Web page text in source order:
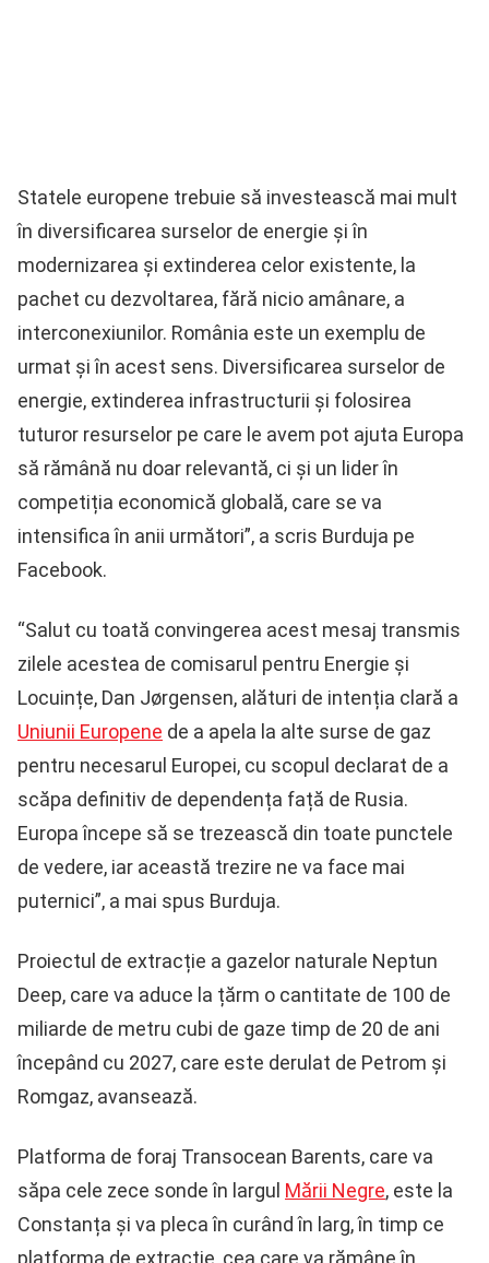
Statele europene trebuie să investească mai mult
în diversificarea surselor de energie și în
modernizarea și extinderea celor existente, la
pachet cu dezvoltarea, fără nicio amânare, a
interconexiunilor. România este un exemplu de
urmat și în acest sens. Diversificarea surselor de
energie, extinderea infrastructurii și folosirea
tuturor resurselor pe care le avem pot ajuta Europa
să rămână nu doar relevantă, ci și un lider în
competiția economică globală, care se va
intensifica în anii următori”, a scris Burduja pe
Facebook.
“Salut cu toată convingerea acest mesaj transmis
zilele acestea de comisarul pentru Energie și
Locuințe, Dan Jørgensen, alături de intenția clară a
Uniunii Europene de a apela la alte surse de gaz
pentru necesarul Europei, cu scopul declarat de a
scăpa definitiv de dependența față de Rusia.
Europa începe să se trezească din toate punctele
de vedere, iar această trezire ne va face mai
puternici”, a mai spus Burduja.
Proiectul de extracție a gazelor naturale Neptun
Deep, care va aduce la țărm o cantitate de 100 de
miliarde de metru cubi de gaze timp de 20 de ani
începând cu 2027, care este derulat de Petrom și
Romgaz, avansează.
Platforma de foraj Transocean Barents, care va
săpa cele zece sonde în largul Mării Negre, este la
Constanța și va pleca în curând în larg, în timp ce
platforma de extracție, cea care va rămâne în